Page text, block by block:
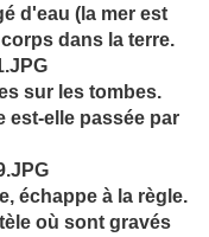
d'eau (la mer est
dans la terre.
sur les tombes.
est-elle passée par
échappe à la règle.
où sont gravés